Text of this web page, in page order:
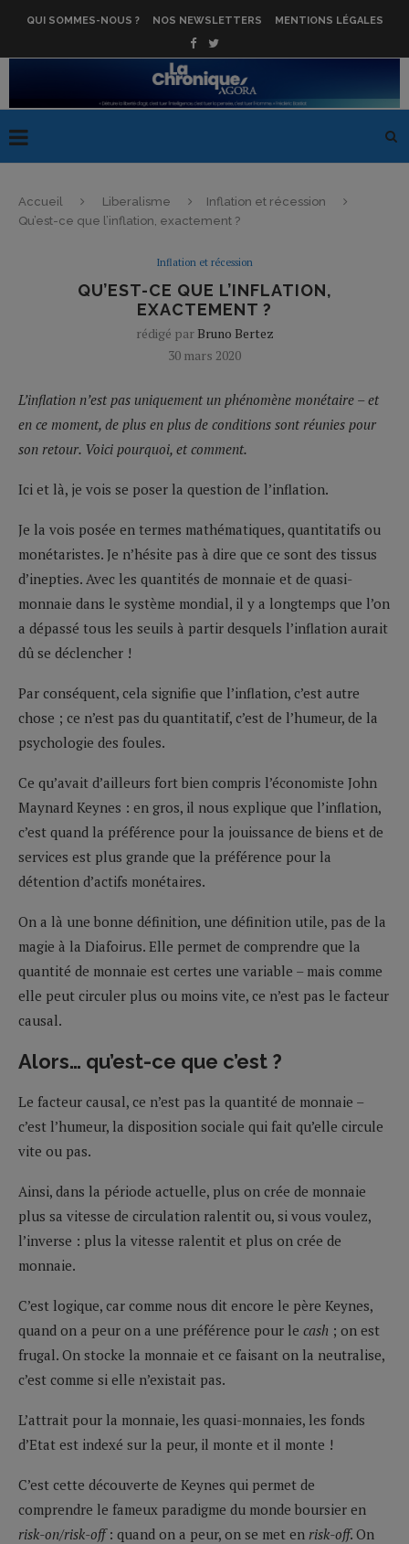
QUI SOMMES-NOUS ? NOS NEWSLETTERS MENTIONS LÉGALES
Accueil Liberalisme
Inflation et récession
Qu’est-ce que l’inflation, exactement ?
Inflation et récession
QU’EST-CE QUE L’INFLATION,
EXACTEMENT ?
rédigé par Bruno Bertez
30 mars 2020
L’inflation n’est pas uniquement un phénomène monétaire – et
en ce moment, de plus en plus de conditions sont réunies pour
son retour. Voici pourquoi, et comment.
Ici et là, je vois se poser la question de l’inflation.
Je la vois posée en termes mathématiques, quantitatifs ou
monétaristes. Je n’hésite pas à dire que ce sont des tissus
d’inepties. Avec les quantités de monnaie et de quasi-
monnaie dans le système mondial, il y a longtemps que l’on
a dépassé tous les seuils à partir desquels l’inflation aurait
dû se déclencher !
Par conséquent, cela signifie que l’inflation, c’est autre
chose ; ce n’est pas du quantitatif, c’est de l’humeur, de la
psychologie des foules.
Ce qu’avait d’ailleurs fort bien compris l’économiste John
Maynard Keynes : en gros, il nous explique que l’inflation,
c’est quand la préférence pour la jouissance de biens et de
services est plus grande que la préférence pour la
détention d’actifs monétaires.
On a là une bonne définition, une définition utile, pas de la
magie à la Diafoirus. Elle permet de comprendre que la
quantité de monnaie est certes une variable – mais comme
elle peut circuler plus ou moins vite, ce n’est pas le facteur
causal.
Alors… qu’est-ce que c’est ?
Le facteur causal, ce n’est pas la quantité de monnaie –
c’est l’humeur, la disposition sociale qui fait qu’elle circule
vite ou pas.
Ainsi, dans la période actuelle, plus on crée de monnaie
plus sa vitesse de circulation ralentit ou, si vous voulez,
l’inverse : plus la vitesse ralentit et plus on crée de
monnaie.
C’est logique, car comme nous dit encore le père Keynes,
quand on a peur on a une préférence pour le cash ; on est
frugal. On stocke la monnaie et ce faisant on la neutralise,
c’est comme si elle n’existait pas.
L’attrait pour la monnaie, les quasi-monnaies, les fonds
d’Etat est indexé sur la peur, il monte et il monte !
C’est cette découverte de Keynes qui permet de
comprendre le fameux paradigme du monde boursier en
risk-on/risk-off: quand on a peur, on se met en risk-off. On